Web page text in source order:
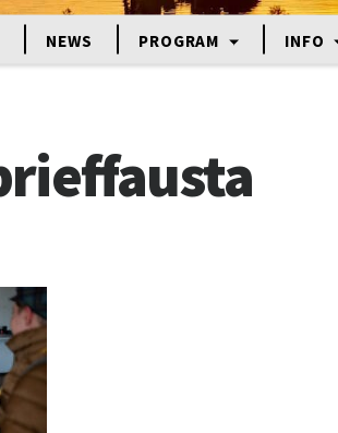
NEWS PROGRAM INFO